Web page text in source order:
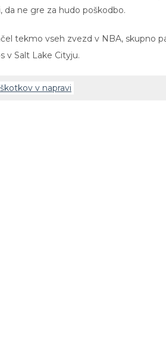
ne gre za hudo poškodbo.
tekmo vseh zvezd v NBA, skupno
v Salt Lake Cityju.
v napravi